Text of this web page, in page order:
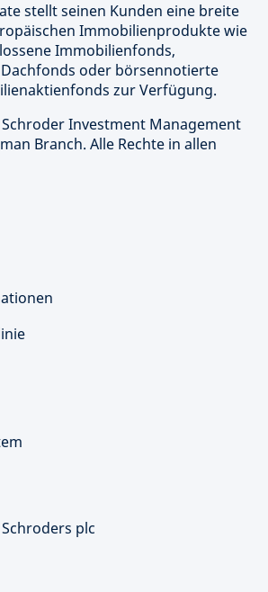
stellt seinen Kunden eine breite
Immobilienprodukte wie
Immobilienfonds,
oder börsennotierte
zur Verfügung.
Investment Management
Branch. Alle Rechte in allen
plc